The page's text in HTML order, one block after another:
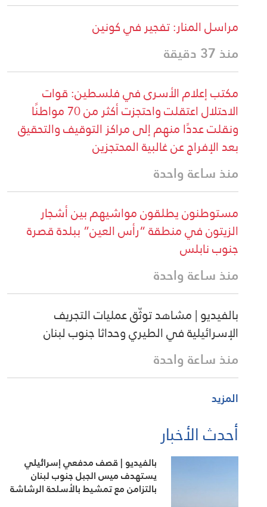
مراسل المنار: تفجير في كونين
منذ 37 دقيقة
مكتب إعلام الأسرى في فلسطين: قوات
الاحتلال اعتقلت واحتجزت أكثر من 70 مواطنًا
ونقلت عددًا منهم إلى مراكز التوقيف والتحقيق
بعد الإفراج عن غالبية المحتجزين
منذ ساعة واحدة
مستوطنون يطلقون مواشيهم بين أشجار
الزيتون في منطقة “رأس العين” ببلدة قصرة
جنوب نابلس
منذ ساعة واحدة
بالفيديو | مشاهد توثّق عمليات التجريف
الإسرائيلية في الطيري وحداثا جنوب لبنان
منذ ساعة واحدة
المزيد
أحدث الأخبار
بالفيديو | قصف مدفعي إسرائيلي
يستهدف ميس الجبل جنوب لبنان
بالتزامن مع تمشيط بالأسلحة الرشاشة